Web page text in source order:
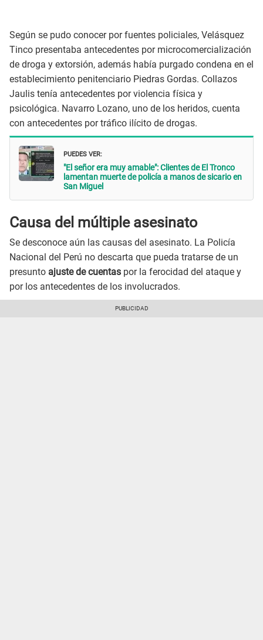
Según se pudo conocer por fuentes policiales, Velásquez
Tinco presentaba antecedentes por microcomercialización
de droga y extorsión, además había purgado condena en el
establecimiento penitenciario Piedras Gordas. Collazos
Jaulis tenía antecedentes por violencia física y
psicológica. Navarro Lozano, uno de los heridos, cuenta
con antecedentes por tráfico ilícito de drogas.
PUEDES VER:
"El señor era muy amable": Clientes de El Tronco
lamentan muerte de policía a manos de sicario en
San Miguel
Causa del múltiple asesinato
Se desconoce aún las causas del asesinato. La Policía
Nacional del Perú no descarta que pueda tratarse de un
presunto ajuste de cuentas por la ferocidad del ataque y
por los antecedentes de los involucrados.